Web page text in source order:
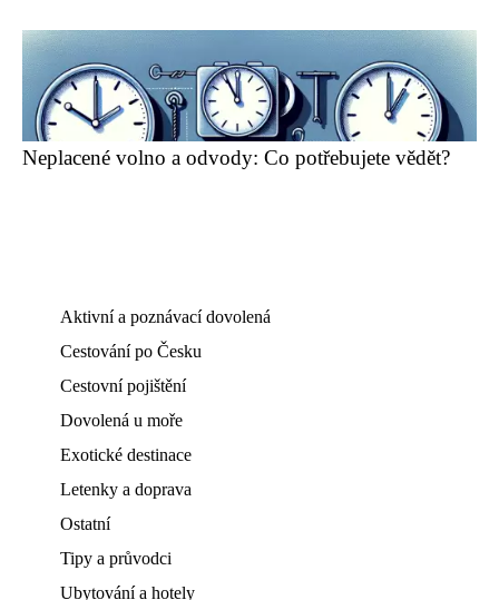
Neplacené volno a odvody: Co potřebujete vědět?
Aktivní a poznávací dovolená
Cestování po Česku
Cestovní pojištění
Dovolená u moře
Exotické destinace
Letenky a doprava
Ostatní
Tipy a průvodci
Ubytování a hotely